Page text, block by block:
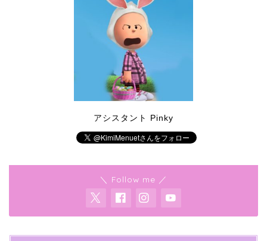
アシスタント Pinky
＼ Follow me ／